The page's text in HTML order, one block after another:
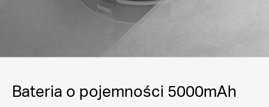
Bateria o pojemności 5000mAh